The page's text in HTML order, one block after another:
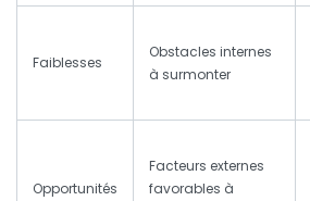
Faiblesses
Obstacles internes
à surmonter
Opportunités
Facteurs externes
favorables à